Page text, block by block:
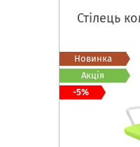
Стілець
Новинка
Акція
-5%